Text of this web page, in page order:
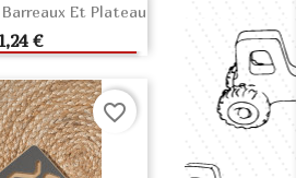
Et Plateau
€
AU PANIER
favorite_border